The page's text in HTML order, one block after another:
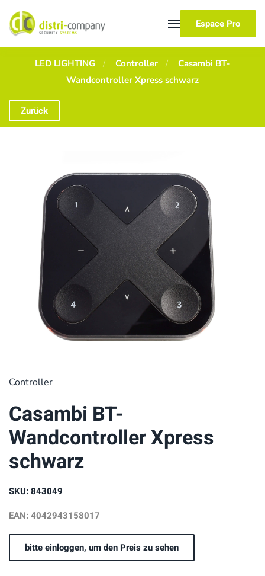
Skip to main content
Espace Pro
LED LIGHTING Controller
Casambi BT-
Wandcontroller Xpress schwarz
Zurück
Controller
Casambi BT-
Wandcontroller Xpress
schwarz
SKU: 843049
EAN: 4042943158017
bitte einloggen, um den Preis zu sehen